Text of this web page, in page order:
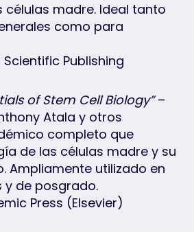
madre. Ideal tanto
como para
Publishing
of Stem Cell Biology”–
Atala y otros
completo que
de las células madre y su
Ampliamente utilizado en
y de posgrado.
Press (Elsevier)